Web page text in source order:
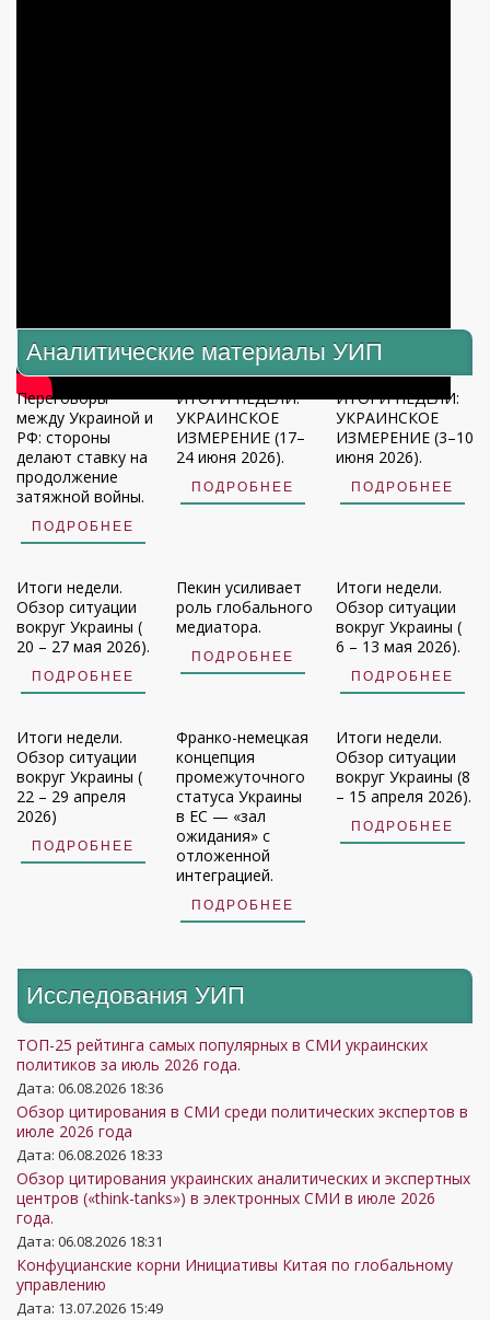
Аналитические материалы УИП
Переговоры
между Украиной и
РФ: стороны
делают ставку на
продолжение
затяжной войны.
ПОДРОБНЕЕ
ИТОГИ НЕДЕЛИ:
УКРАИНСКОЕ
ИЗМЕРЕНИЕ (17–
24 июня 2026).
ПОДРОБНЕЕ
ИТОГИ НЕДЕЛИ:
УКРАИНСКОЕ
ИЗМЕРЕНИЕ (3–10
июня 2026).
ПОДРОБНЕЕ
Итоги недели.
Обзор ситуации
вокруг Украины (
20 – 27 мая 2026).
ПОДРОБНЕЕ
Пекин усиливает
роль глобального
медиатора.
ПОДРОБНЕЕ
Итоги недели.
Обзор ситуации
вокруг Украины (
6 – 13 мая 2026).
ПОДРОБНЕЕ
Итоги недели.
Обзор ситуации
вокруг Украины (
22 – 29 апреля
2026)
ПОДРОБНЕЕ
Франко-немецкая
концепция
промежуточного
статуса Украины
в ЕС — «зал
ожидания» с
отложенной
интеграцией.
ПОДРОБНЕЕ
Итоги недели.
Обзор ситуации
вокруг Украины (8
– 15 апреля 2026).
ПОДРОБНЕЕ
Исследования УИП
ТОП-25 рейтинга самых популярных в СМИ украинских
политиков за июль 2026 года.
Дата: 06.08.2026 18:36
Обзор цитирования в СМИ среди политических экспертов в
июле 2026 года
Дата: 06.08.2026 18:33
Обзор цитирования украинских аналитических и экспертных
центров («think-tanks») в электронных СМИ в июле 2026
года.
Дата: 06.08.2026 18:31
Конфуцианские корни Инициативы Китая по глобальному
управлению
Дата: 13.07.2026 15:49